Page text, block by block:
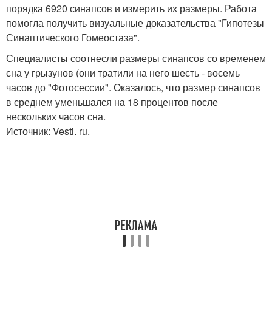
порядка 6920 синапсов и измерить их размеры. Работа
помогла получить визуальные доказательства "Гипотезы
Синаптического Гомеостаза".
Специалисты соотнесли размеры синапсов со временем
сна у грызунов (они тратили на него шесть - восемь
часов до "Фотосессии". Оказалось, что размер синапсов
в среднем уменьшался на 18 процентов после
нескольких часов сна.
Источник: Vesti. ru.